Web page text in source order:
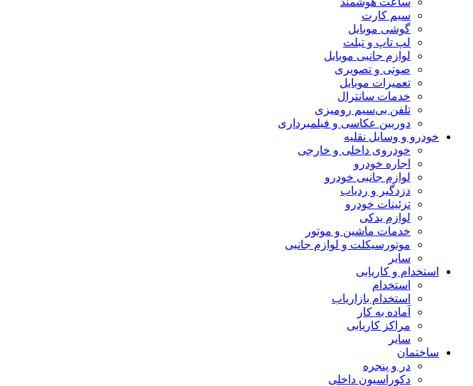
سیم کارت
گوشی موبایل
لپ تاپ و تبلت
لوازم جانبی موبایل
صوتی و تصویری
تعمیرات موبایل
خدمات سانترال
تلفن بی‌سیم رومیزی
دوربین عکاسی و فیلمبرداری
خودرو و وسایل نقلیه
خودروی داخلی و خارجی
اجاره خودرو
لوازم جانبی خودرو
دزدگیر و ردیاب
تزئینات خودرو
لوازم یدکی
خدمات ماشین و موتور
موتورسیکلت و لوازم جانبی
سایر
استخدام و کاریابی
استخدام
استخدام بازاریاب
آماده به کار
مراکز کاریابی
سایر
ساختمان
در و پنجره
دکوراسیون داخلی